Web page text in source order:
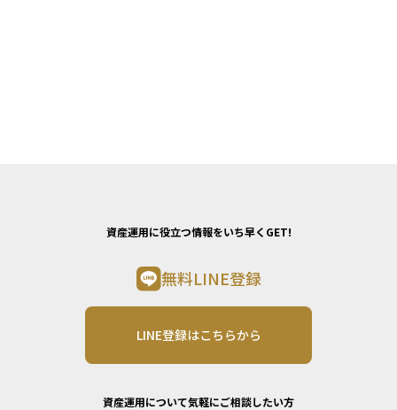
資産運用に役立つ情報をいち早くGET!
無料LINE登録
LINE登録はこちらから
資産運用について気軽にご相談したい方